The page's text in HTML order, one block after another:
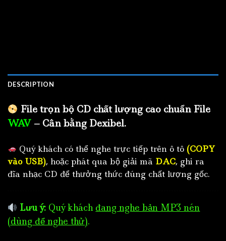
DESCRIPTION
File trọn bộ CD chất lượng cao chuẩn File
WAV – Cân bằng Dexibel.
Quý khách có thể nghe trực tiếp trên ô tô (COPY
vào USB), hoặc phát qua bộ giải mã DAC, ghi ra
đĩa nhạc CD để thưởng thức đúng chất lượng gốc.
Lưu ý: Quý khách đang nghe bản MP3 nén
(dùng để nghe thử).